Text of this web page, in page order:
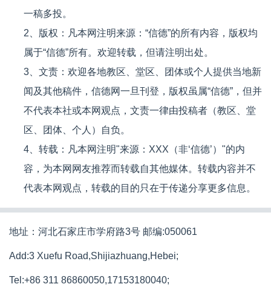
一稿多投。
2、版权：凡本网注明来源：“信德”的所有内容，版权均
属于“信德”所有。欢迎转载，但请注明出处。
3、文责：欢迎各地教区、堂区、团体或个人提供当地新
闻及其他稿件，信德网一旦刊登，版权虽属“信德”，但并
不代表本社或本网观点，文责一律由投稿者（教区、堂
区、团体、个人）自负。
4、转载：凡本网注明"来源：XXX（非‘信德’）"的内
容，为本网网友推荐而转载自其他媒体。转载内容并不
代表本网观点，转载的目的只在于传递分享更多信息。
地址：河北石家庄市学府路3号 邮编:050061
Add:3 Xuefu Road,Shijiazhuang,Hebei;
Tel:+86 311 86860050,17153180040;